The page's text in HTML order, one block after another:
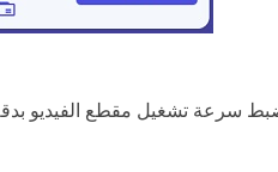
سرعة تشغيل مقطع الفيديو